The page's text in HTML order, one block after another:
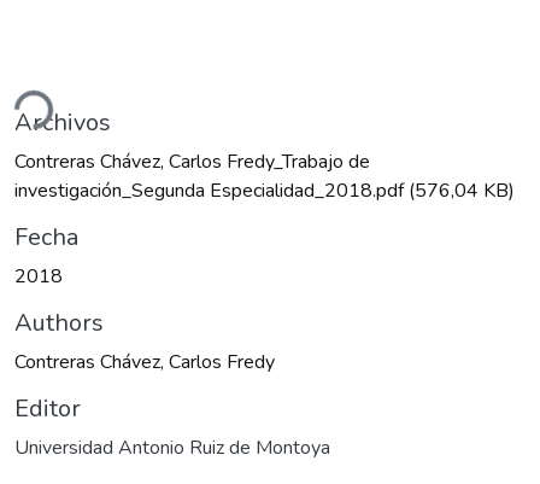
Archivos
Contreras Chávez, Carlos Fredy_Trabajo de
investigación_Segunda Especialidad_2018.pdf(576,04 KB)
Fecha
2018
Authors
Contreras Chávez, Carlos Fredy
Editor
Universidad Antonio Ruiz de Montoya